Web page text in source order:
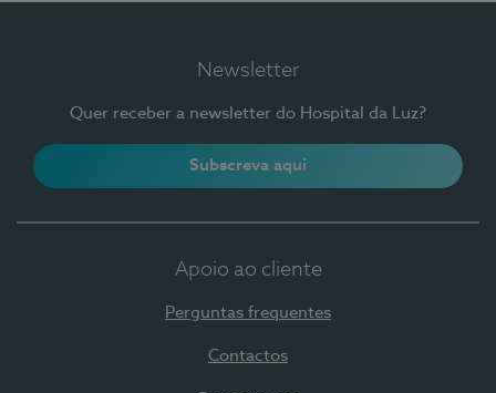
Newsletter
Quer receber a newsletter do Hospital da Luz?
Subscreva aqui
Apoio ao cliente
Perguntas frequentes
Contactos